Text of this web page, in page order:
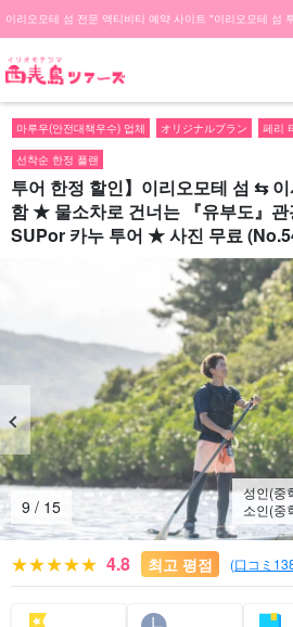
이리오모테 섬 전문 액티비티 예약 사이트 "이리오모테 섬
마루우(안전대책우수) 업체 オリジナルプラン 페리
선착순 한정 플랜
투어 한정 할인】이리오모테 섬 ⇆
함 ★ 물소차로 건너는 『유부도』
SUPor 카누 투어 ★ 사진 무료
10 /15
성인(중
소인(중
4.8 최고 평점 (口コミ